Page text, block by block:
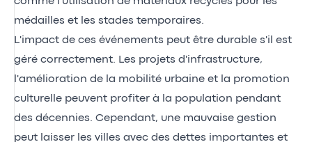
médailles et les stades temporaires.
L'impact de ces événements peut être durable s'il est
géré correctement. Les projets d'infrastructure,
l'amélioration de la mobilité urbaine et la promotion
culturelle peuvent profiter à la population pendant
des décennies. Cependant, une mauvaise gestion
peut laisser les villes avec des dettes importantes et